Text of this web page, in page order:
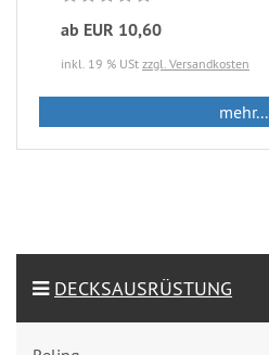
ab EUR 10,60
inkl. 19 % USt zzgl. Versandkosten
mehr...
DECKSAUSRÜSTUNG